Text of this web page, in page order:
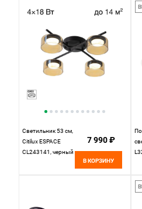
с
Светильник 53 см,
Citilux ESPACE
CL243141, черный
7 990 ₽
В КОРЗИНУ